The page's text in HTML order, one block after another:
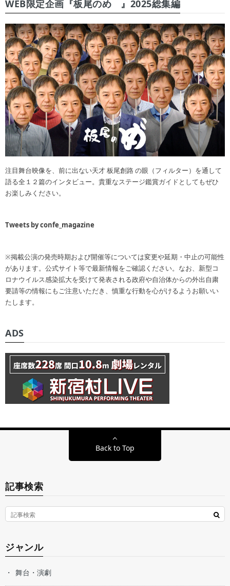
WEB限定企画『板尾のめ゙』2025総集編
注目舞台映像を、前に出ない天才 板尾創路 の眼（フィルター）を通して
語る全１２篇のインタビュー。貴重なステージ鑑賞ガイドとしてもぜひ
お楽しみください。
Tweets by confe_magazine
※掲載公演の発売時期および開催等については変更や延期・中止の可能性
があります。公式サイト等で最新情報をご確認ください。なお、新型コ
ロナウイルス感染拡大を受けて発表される政府や自治体からの外出自粛
要請等の情報にもご注意いただき、慎重な行動を心がけるようお願いい
たします。
ADS
Back to Top
記事検索
ジャンル
舞台・演劇